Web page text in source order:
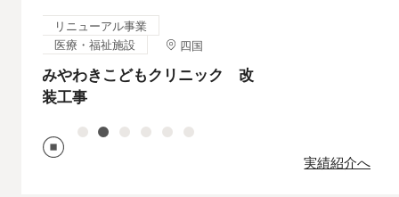
リニューアル事業
医療・福祉施設
四国
みやわきこどもクリニック 改
装工事
2
実績紹介へ